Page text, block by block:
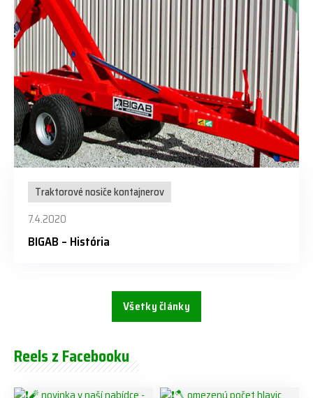
Traktorové nosiče kontajnerov
7.4.2020
BIGAB – História
Všetky články
Reels z Facebooku